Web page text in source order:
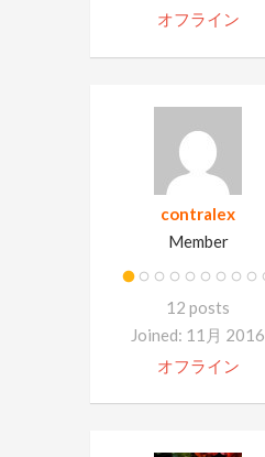
オフライン
contralex
Member
12 posts
Joined: 11月 2016
オフライン